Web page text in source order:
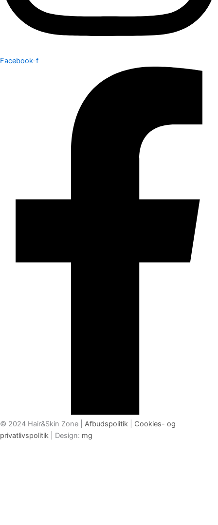
Facebook-f
© 2024 Hair&Skin Zone | Afbudspolitik
Cookies- og
privatlivspolitik | Design: mg